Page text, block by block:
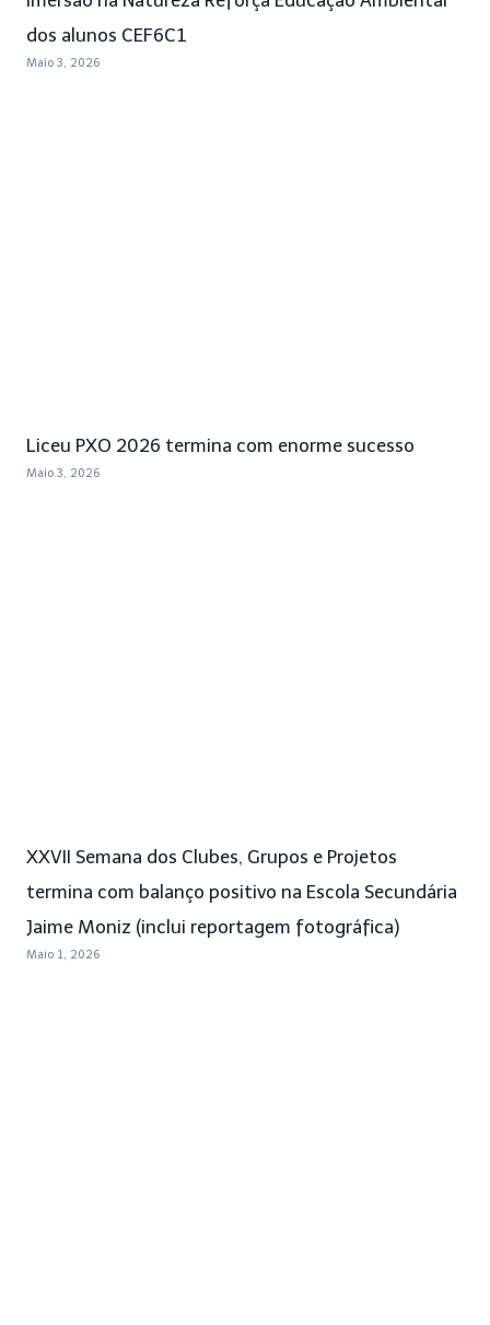
dos alunos CEF6C1
Maio 3, 2026
Liceu PXO 2026 termina com enorme sucesso
Maio 3, 2026
XXVII Semana dos Clubes, Grupos e Projetos
termina com balanço positivo na Escola Secundária
Jaime Moniz (inclui reportagem fotográfica)
Maio 1, 2026